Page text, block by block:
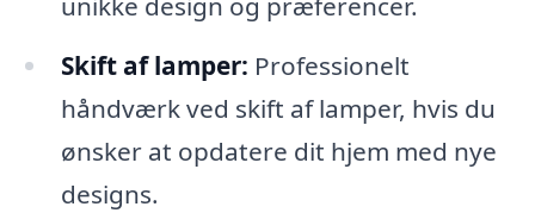
Skift af lamper: Professionelt
håndværk ved skift af lamper, hvis du
ønsker at opdatere dit hjem med nye
designs.